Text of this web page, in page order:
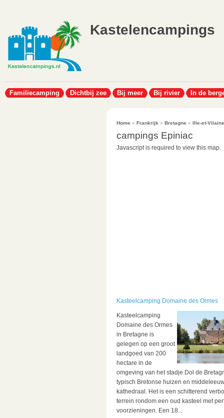
Kastelencampings
Familiecamping Dichtbij zee Bij meer Bij rivier In de
Home » Frankrijk » Bretagne » Ille-et-Vilaine
campings Epiniac
Javascript is required to view this map.
Kasteelcamping Domaine des Ormes
Kasteelcamping
Domaine des Ormes
in Bretagne is
gelegen op een groot
landgoed van 200
hectare in de
omgeving van het stadje Dol de
typisch Bretonse huizen en
kathedraal. Het is een schitterend
terrein rondom een oud kasteel met
voorzieningen. Een 18...